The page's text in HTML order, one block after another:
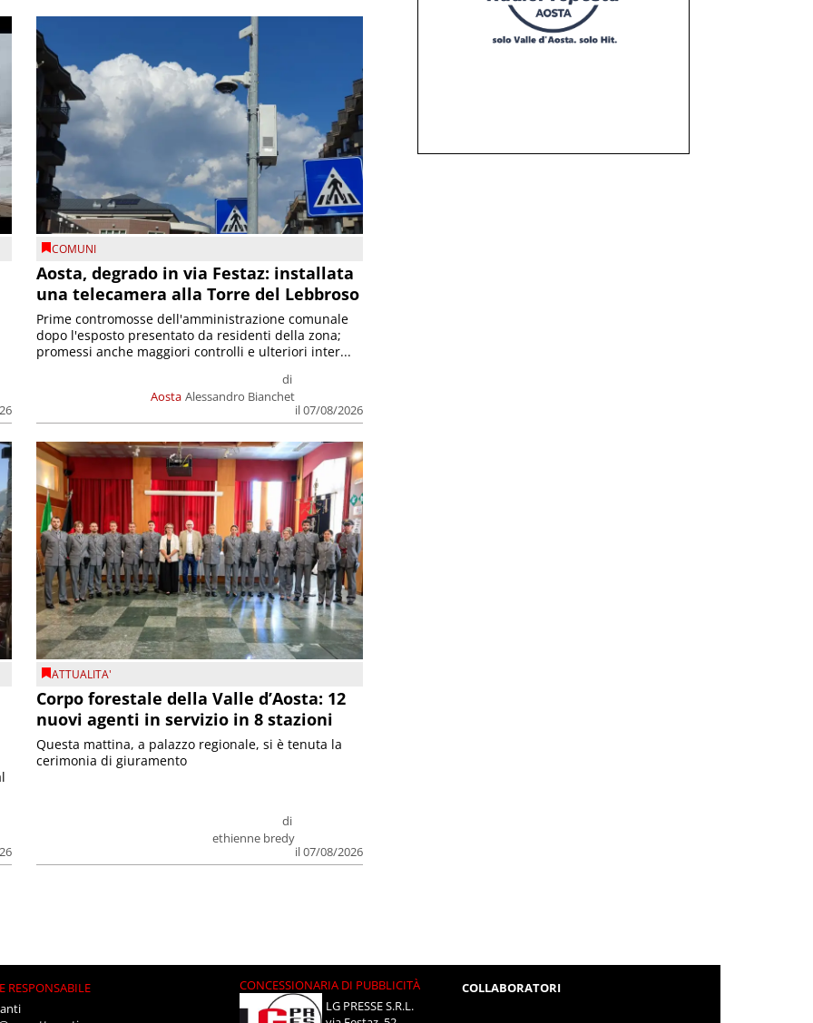
COMUNI
Aosta, degrado in via Festaz: installata
una telecamera alla Torre del Lebbroso
Aosta
di
Alessandro Bianchet
il 07/08/2026
Prime contromosse dell'amministrazione comunale
dopo l'esposto presentato da residenti della zona;
promessi anche maggiori controlli e ulteriori inter...
ATTUALITA'
Corpo forestale della Valle d’Aosta: 12
nuovi agenti in servizio in 8 stazioni
di
ethienne bredy
il 07/08/2026
Questa mattina, a palazzo regionale, si è tenuta la
cerimonia di giuramento
RESPONSABILE
CONCESSIONARIA DI PUBBLICITÀ
LG PRESSE S.R.L.
COLLABORATORI